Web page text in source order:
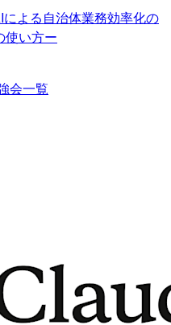
による自治体業務効率化の
使い方ー
会一覧